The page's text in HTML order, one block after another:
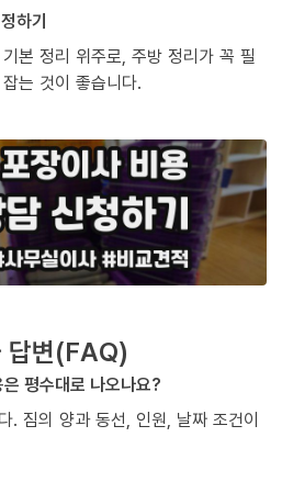
하기
본 정리 위주로, 주방 정리가 꼭 필
는 것이 좋습니다.
답변(FAQ)
평수대로 나오나요?
. 짐의 양과 동선, 인원, 날짜 조건이